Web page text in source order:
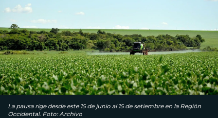
La pausa rige desde este 15 de junio al 15 de setiembre en la Región
Occidental. Foto: Archivo